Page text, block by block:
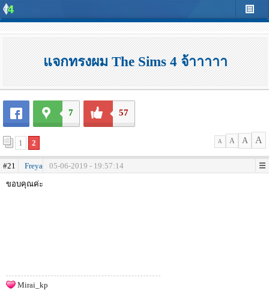
แจกทรงผม The Sims 4 จ้าาาาา
7 57
1 2 A A A A
#21 Freya
05-06-2019 - 19:57:14
ขอบคุณค่ะ
Mirai_kp